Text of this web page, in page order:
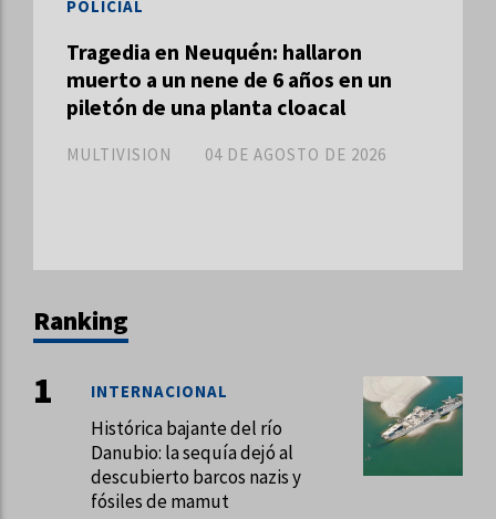
Tragedia en Neuquén: hallaron
muerto a un nene de 6 años en un
piletón de una planta cloacal
MULTIVISION
POLICIAL
04 DE AGOSTO DE 2026
Ranking
Histórica bajante del río
Danubio: la sequía dejó al
descubierto barcos nazis y
fósiles de mamut
INTERNACIONAL